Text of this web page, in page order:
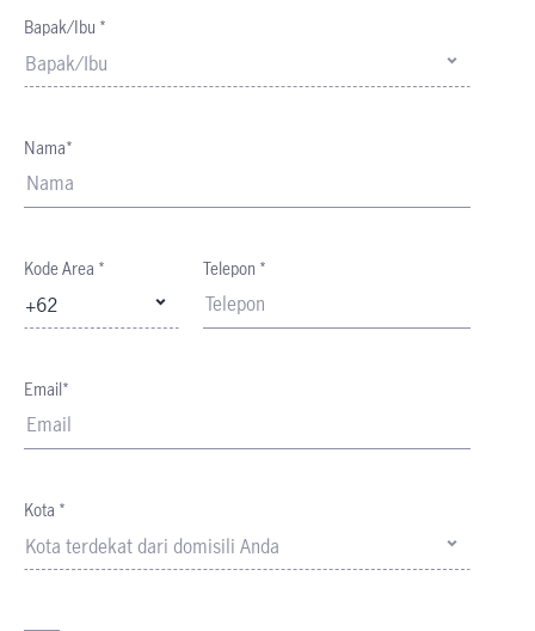
Bapak/Ibu *
Bapak/Ibu
Nama*
Kode Area *
+62
Telepon *
Email*
Kota *
Kota terdekat dari domisili Anda